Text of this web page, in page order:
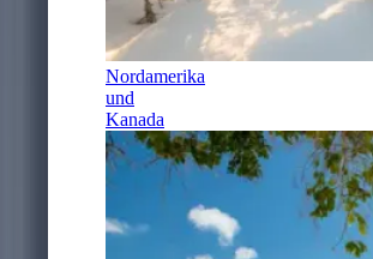
Nordamerika
und
Kanada